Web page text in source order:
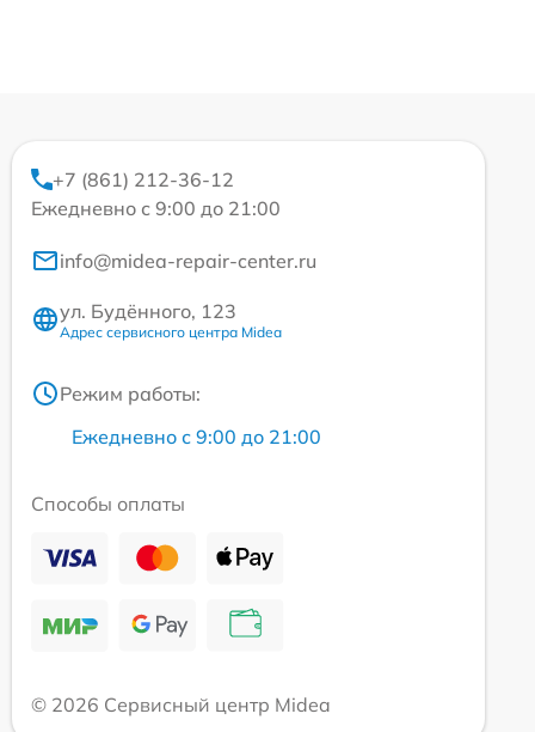
+7 (861) 212-36-12
Ежедневно с 9:00 до 21:00
info@midea-repair-center.ru
ул. Будённого, 123
Адрес сервисного центра Midea
Режим работы:
Ежедневно с 9:00 до 21:00
Способы оплаты
© 2026 Сервисный центр Midea